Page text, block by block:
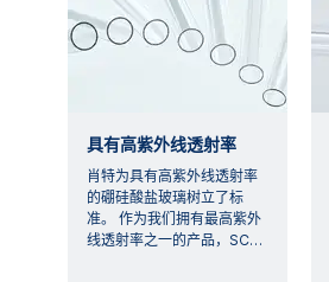
具有高紫外线透射率
肖特为具有高紫外线透射率
的硼硅酸盐玻璃树立了标
准。 作为我们拥有最高紫外
线透射率之一的产品，SC…